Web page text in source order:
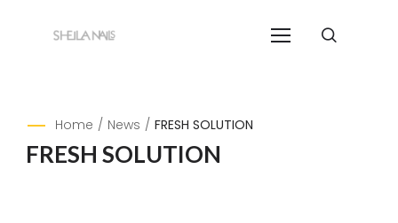
Home / News / FRESH SOLUTION
FRESH SOLUTION